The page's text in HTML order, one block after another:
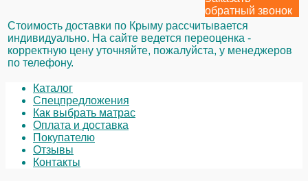
обратный звонок
Стоимость доставки по Крыму рассчитывается
индивидуально. На сайте ведется переоценка -
корректную цену уточняйте, пожалуйста, у менеджеров
по телефону.
Каталог
Спецпредложения
Как выбрать матрас
Оплата и доставка
Покупателю
Отзывы
Контакты